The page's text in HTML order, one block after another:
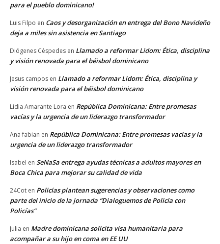
para el pueblo dominicano!
Luis Filpo en Caos y desorganización en entrega del Bono Navideño
deja a miles sin asistencia en Santiago
Diógenes Céspedes en Llamado a reformar Lidom: Ética, disciplina
y visión renovada para el béisbol dominicano
Jesus campos en Llamado a reformar Lidom: Ética, disciplina y
visión renovada para el béisbol dominicano
Lidia Amarante Lora en República Dominicana: Entre promesas
vacías y la urgencia de un liderazgo transformador
Ana fabian en República Dominicana: Entre promesas vacías y la
urgencia de un liderazgo transformador
Isabel en SeNaSa entrega ayudas técnicas a adultos mayores en
Boca Chica para mejorar su calidad de vida
24Cot en Policías plantean sugerencias y observaciones como
parte del inicio de la jornada “Dialoguemos de Policía con
Policías”
Julia en Madre dominicana solicita visa humanitaria para
acompañar a su hijo en coma en EE UU